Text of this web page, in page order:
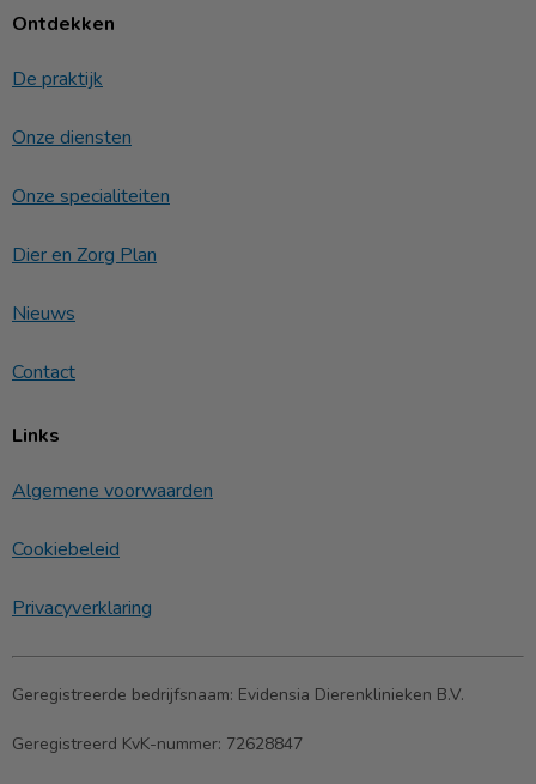
Ontdekken
De praktijk
Onze diensten
Onze specialiteiten
Dier en Zorg Plan
Nieuws
Contact
Links
Algemene voorwaarden
Cookiebeleid
Privacyverklaring
Geregistreerde bedrijfsnaam: Evidensia Dierenklinieken B.V.
Geregistreerd KvK-nummer: 72628847